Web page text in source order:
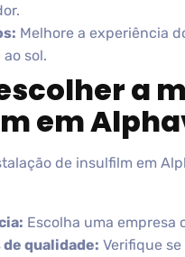
Melhore a experiência
sol.
a
em
de insulfilm em
Escolha uma empresa
qualidade: Verifique